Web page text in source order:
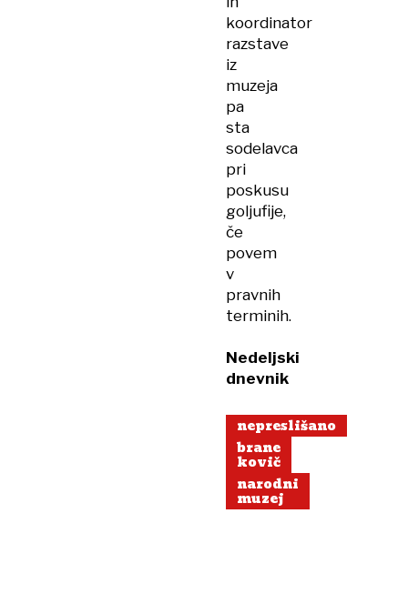
koordinator
razstave
iz
muzeja
pa
sta
sodelavca
pri
poskusu
goljufije,
če
povem
v
pravnih
terminih.
Nedeljski
dnevnik
nepreslišano
brane
kovič
narodni
muzej